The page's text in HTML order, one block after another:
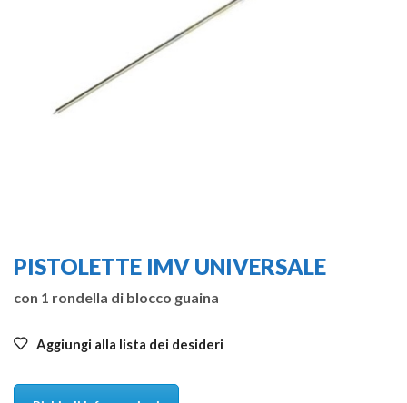
PISTOLETTE IMV UNIVERSALE
con 1 rondella di blocco guaina
Aggiungi alla lista dei desideri